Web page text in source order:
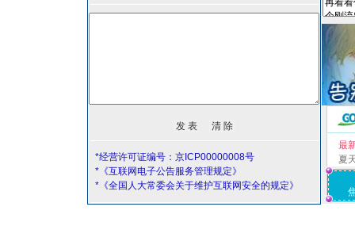
*经营许可证编号：京ICP00000008号
*《互联网电子公告服务管理规定》
*《全国人大常委会关于维护互联网安全的规定》
最
夏